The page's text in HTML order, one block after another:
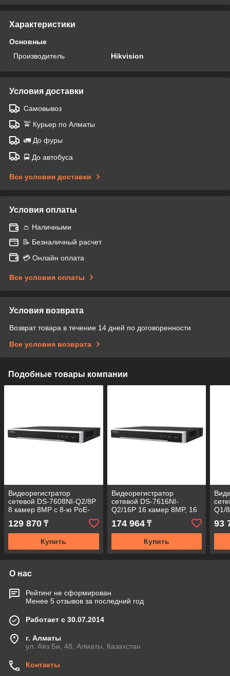
Характеристики
Основные
Производитель
Hikvision
Условия доставки
Самовывоз
🚖 Курьер по Алматы
🚛 До фуры
🚍 До автобуса
Все условия доставки
Условия оплаты
👛 Наличными
📝 Безналичный расчет
💳 Онлайн оплата
Все условия оплаты
Условия возврата
Возврат товара в течение 14 дней по договоренности
Все условия возврата
Подобные товары компании
Видеорегистратор
сетевой DS-7608NI-Q2/8P
8 камер 8MP с 8-ю PoE-
129 870 ₸
Купить
Видеорегистратор
сетевой DS-7616NI-
Q2/16P 16 камер 8МP, 16
174 964₸
Купить
Q1/
93
О нас
Рейтинг не сформирован
Менее 5 отзывов за последний год
Работает с 30.07.2014
г. Алматы
ул. Аяз Би, 48, Алматы, Казахстан
Контакты